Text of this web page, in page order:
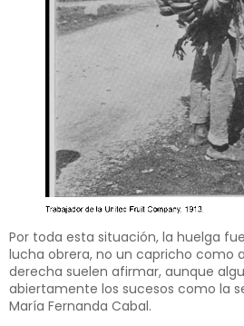
Por toda esta situación, la huelga
lucha obrera, no un capricho como
derecha suelen afirmar, aunque
abiertamente los sucesos como la
María Fernanda Cabal.